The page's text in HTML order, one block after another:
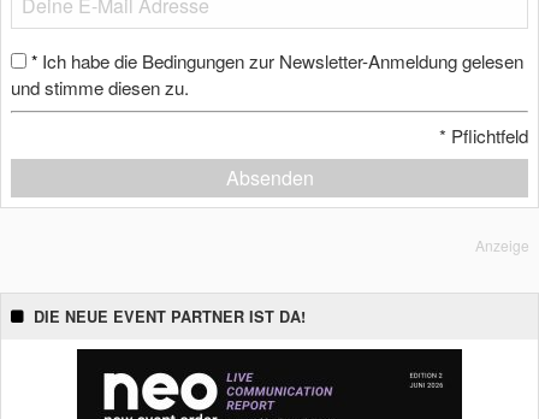
* Ich habe die Bedingungen zur Newsletter-Anmeldung gelesen
und stimme diesen zu.
* Pflichtfeld
Absenden
Anzeige
DIE NEUE EVENT PARTNER IST DA!